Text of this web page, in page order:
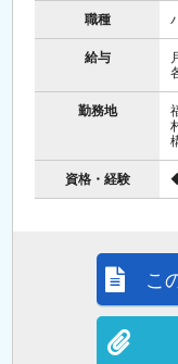
職種
給与
勤務地
資格・経験
こ